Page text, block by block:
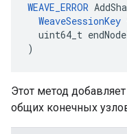
WEAVE_ERROR
WeaveSessionKey
uint64_t
)
Этот метод
общих конечных